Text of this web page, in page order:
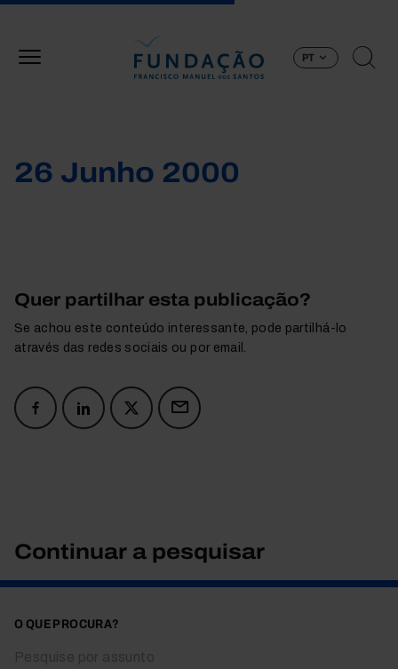
PT
26 Junho 2000
Quer partilhar esta publicação?
Se achou este conteúdo interessante, pode partilhá-lo
através das redes sociais ou por email.
Continuar a pesquisar
O QUE PROCURA?